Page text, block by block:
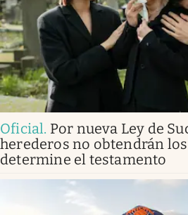
Oficial. Por nueva Ley de
herederos no obtendrán
determine el testamento